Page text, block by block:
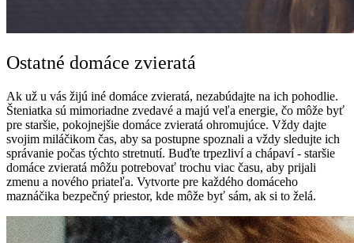
Ostatné domáce zvieratá
Ak už u vás žijú iné domáce zvieratá, nezabúdajte na ich pohodlie.
Šteniatka sú mimoriadne zvedavé a majú veľa energie, čo môže byť
pre staršie, pokojnejšie domáce zvieratá ohromujúce. Vždy dajte
svojim miláčikom čas, aby sa postupne spoznali a vždy sledujte ich
správanie počas týchto stretnutí. Buďte trpezliví a chápaví - staršie
domáce zvieratá môžu potrebovať trochu viac času, aby prijali
zmenu a nového priateľa. Vytvorte pre každého domáceho
maznáčika bezpečný priestor, kde môže byť sám, ak si to želá.